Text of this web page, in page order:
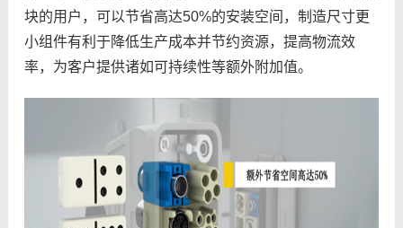
块的用户，可以节省高达50%的安装空间，制造尺寸更
小组件有利于降低生产成本并节约资源，提高物流效
率，为客户提供诸如可持续性等额外附加值。